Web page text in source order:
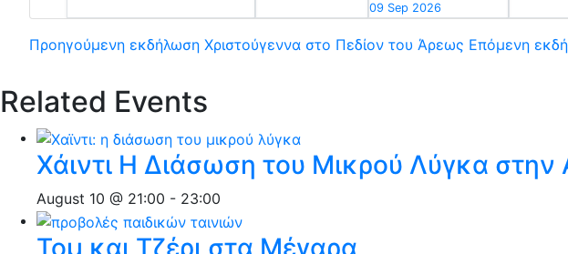
09 Sep 2026
Προηγούμενη εκδήλωση Χριστούγεννα στο Πεδίον του Άρεως Επόμενη
Related Events
Χάιντι Η Διάσωση του Μικρού Λύγκα στην
August 10 @ 21:00 - 23:00
Τομ και Τζέρι στα Μέγαρα